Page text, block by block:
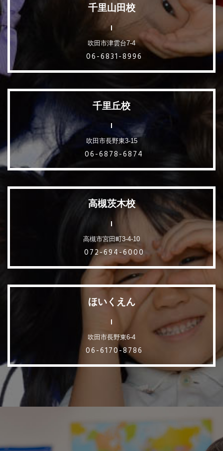
千里山田校
吹田市津雲台7-4
06-6831-8996
千里丘校
吹田市長野東3-15
06-6878-6874
高槻茨木校
高槻市宮田町3-4-10
072-694-6000
ほいくえん
吹田市長野東6-4
06-6170-8786